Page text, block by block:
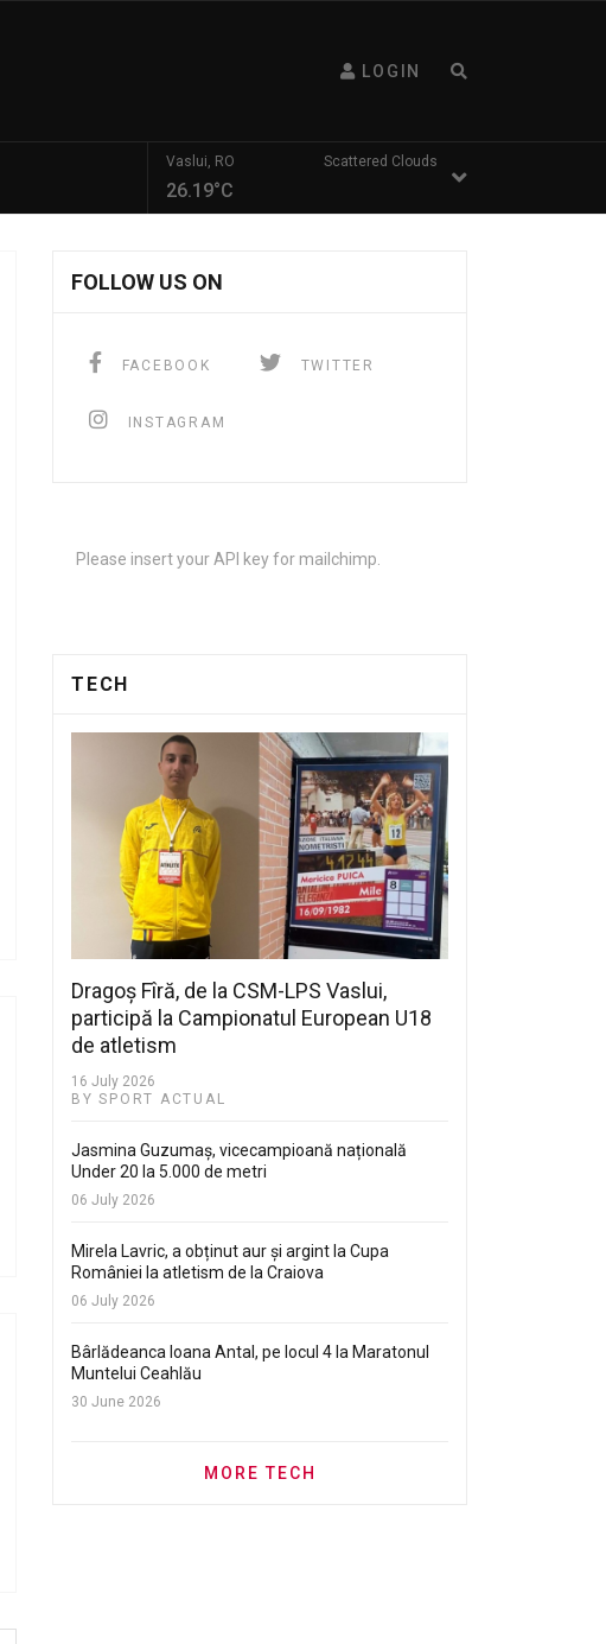
LOGIN
Vaslui, RO
26.19°C
Scattered Clouds
FOLLOW US ON
FACEBOOK TWITTER
INSTAGRAM
Please insert your API key for mailchimp.
TECH
Dragoș Fîră, de la CSM-LPS Vaslui,
participă la Campionatul European U18
de atletism
16 July 2026
BY SPORT ACTUAL
Jasmina Guzumaș, vicecampioană națională
Under 20 la 5.000 de metri
06 July 2026
Mirela Lavric, a obținut aur și argint la Cupa
României la atletism de la Craiova
06 July 2026
Bârlădeanca Ioana Antal, pe locul 4 la Maratonul
Muntelui Ceahlău
30 June 2026
MORE TECH